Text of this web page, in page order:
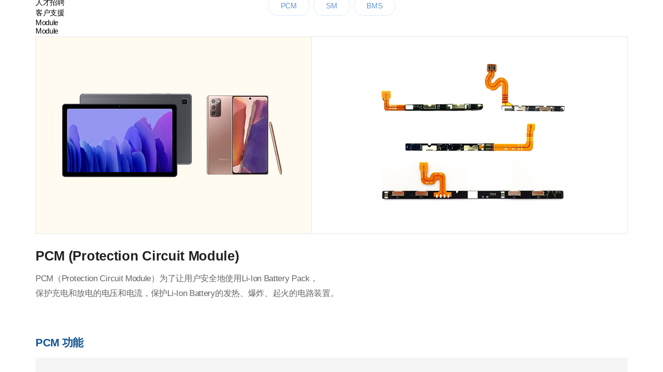
人才招聘
客户支援
Module
Module
Battery Pack
PCM
SM BMS
PCM (Protection Circuit Module)
PCM（Protection Circuit Module）为了让用户安全地使用Li-Ion Battery Pack，
保护充电和放电的电压和电流，保护Li-Ion Battery的发热、爆炸、起火的电路装置。
PCM 功能